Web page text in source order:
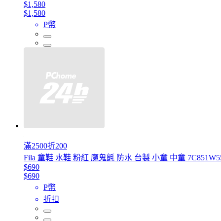
$1,580
$1,580
P幣
滿2500折200
Fila 童鞋 水鞋 粉紅 魔鬼氈 防水 台製 小童 中童
$690
$690
P幣
折扣